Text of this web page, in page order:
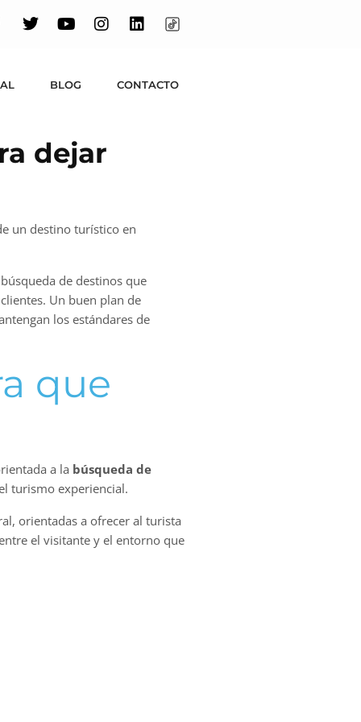
BLOG CONTACTO
dejar
un destino turístico en
de destinos que
Un buen plan de
los estándares de
que
a la búsqueda de
turismo experiencial.
orientadas a ofrecer al turista
el visitante y el entorno que